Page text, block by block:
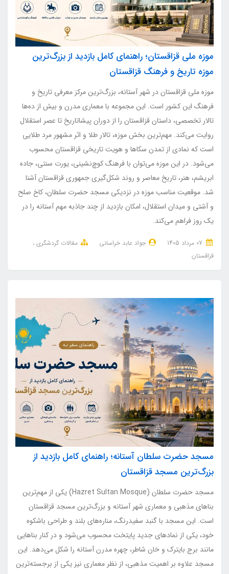
موزه ملی قزاقستان؛ راهنمای کامل بازدید از بزرگ‌ترین
موزه تاریخ و فرهنگ قزاقستان
موزه ملی قزاقستان در شهر آستانه، بزرگ‌ترین مرکز معرفی تاریخ و
فرهنگ این کشور است. این مجموعه با معماری مدرن و بیش از ده‌ها
تالار تخصصی، داستان قزاقستان را از دوران پیشاتاریخ تا عصر استقلال
روایت می‌کند. مهم‌ترین بخش موزه، تالار طلا و اثر مشهور مرد طلایی
است که نمادی از تمدن سکاها و هویت تاریخی قزاقستان محسوب
می‌شود. در این موزه می‌توان با فرهنگ کوچ‌نشینی، یورت سنتی، جاده
ابریشم، هنر، تاریخ معاصر و روند شکل‌گیری جمهوری قزاقستان آشنا
شد. موقعیت مناسب موزه در نزدیکی مسجد حضرت سلطان، کاخ صلح
و آشتی و میدان استقلال، امکان بازدید از چند جاذبه مهم آستانه را در
یک روز فراهم می‌کند.
جواد عابد خراسانی
مقالات گردشگری
قزاقستان
مسجد حضرت سلطان آستانه؛ راهنمای کامل بازدید از
بزرگ‌ترین مسجد قزاقستان
مسجد حضرت سلطان (Hazret Sultan Mosque) یکی از مهم‌ترین
بناهای مذهبی و معماری شهر آستانه و بزرگ‌ترین مسجد قزاقستان
است. این مسجد با گنبد سفیدرنگ، مناره‌های بلند و طراحی باشکوه
خود، یکی از نمادهای جدید پایتخت محسوب می‌شود و در کنار بناهایی
مانند برج بایترک و خان شاطر، چهره مدرن آستانه را شکل می‌دهد. این
مسجد علاوه بر اهمیت مذهبی، از نظر معماری نیز یکی از برجسته‌ترین